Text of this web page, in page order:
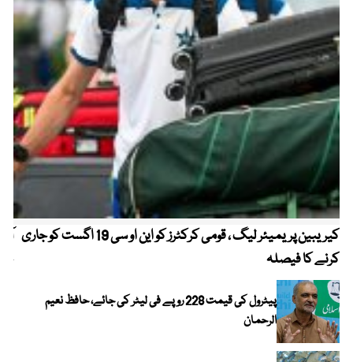
کیریبین پریمیئر لیگ ، قومی کرکٹرز کو این او سی 19 اگست کو جاری
کرنے کا فیصلہ
پیٹرول کی قیمت 228 روپے فی لیٹر کی جائے، حافظ نعیم
الرحمان